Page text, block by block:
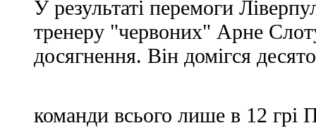
У результаті перемоги
тренеру "червоних" Арне
досягнення. Він домігся
команди всього лише в 12 грі